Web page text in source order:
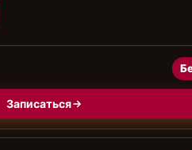
Записаться